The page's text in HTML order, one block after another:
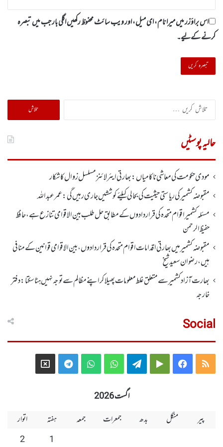
اس براؤزر میں میرا نام، ای میل، اور ویب سائٹ محفوظ رکھیں اگلی بار جب میں تبصرہ
کرنے کےلیے۔
تلاش
کریں
حالیہ پوسٹیں
مودی حکومت کی معاشی ناکامیاں: بھارتی ایئرلائنز مسلسل زوال کا شکار
مقبوضہ کشمیر کی ریاستی حیثیت کی بحالی کیلئے کوششیں جاری رہیں گی: عمر عبداللہ
مسئلہ کشمیر اقوام متحدہ کی قراردادوں کے مطابق حل طلب بین الاقوامی تنازع ہے، حافظ
حفیظ الرحمن
مقبوضہ کشمیر میں بھارتی اقدامات اقوام متحدہ کی قراردادوں، بین الاقوامی قوانین کے منافی
ہیں،رضوان سعید شیخ
بھارت آزاد کشمیر سے متعلق غلط معلومات پھیلا کر اپنے مظالم سے توجہ نہیں ہٹا سکتا: دفتر
خارجہ
Social
RSS
Facebook
Google
Telegram
WhatsApp
WhatsApp
Telegram
X
اگست 2026
پیر
منگل بدھ جمعرات جمعہ ہفتہ
اتوار
1
2